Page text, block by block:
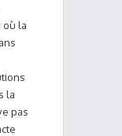
où la
la
pas